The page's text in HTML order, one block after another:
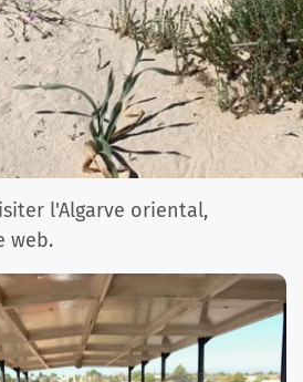
l'Algarve oriental,
web.